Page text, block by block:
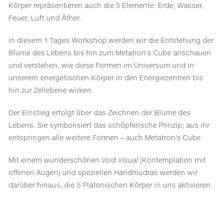
Körper repräsentieren auch die 5 Elemente: Erde, Wasser,
Feuer, Luft und Äther.
In diesem 1 Tages Workshop werden wir die Entstehung der
Blume des Lebens bis hin zum Metatron´s Cube anschauen
und verstehen, wie diese Formen im Universum und in
unserem energetischen Körper in den Energiezentren bis
hin zur Zellebene wirken.
Der Einstieg erfolgt über das Zeichnen der Blume des
Lebens. Sie symbolisiert das schöpferische Prinzip; aus ihr
entspringen alle weitere Formen – auch Metatron’s Cube.
Mit einem wunderschönen Void Visual(Kontemplation mit
offenen Augen) und speziellen Handmudras werden wir
darüber hinaus, die 5 Platonischen Körper in uns aktivieren.